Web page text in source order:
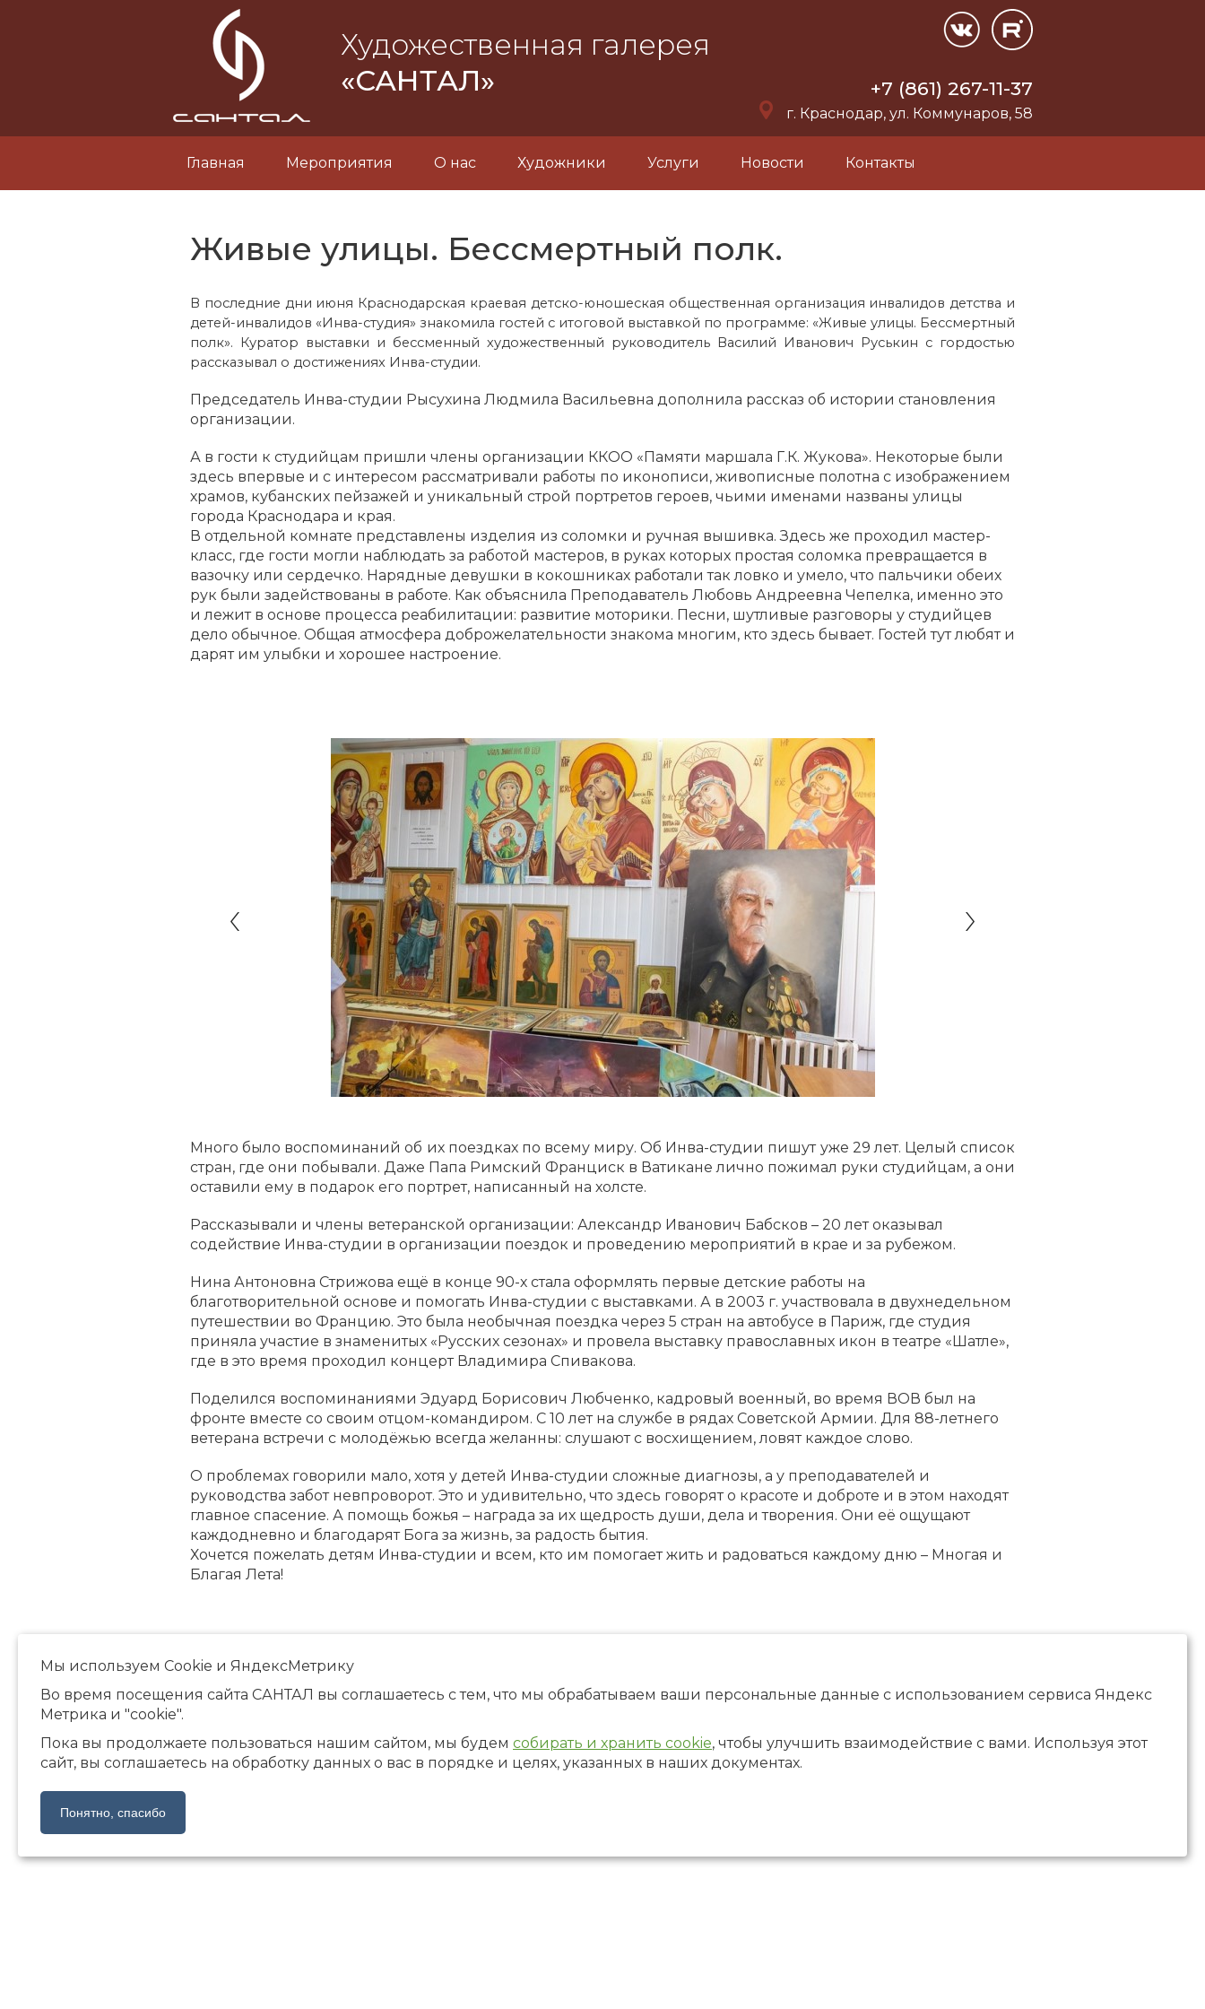
Художественная галерея
«САНТАЛ»
+7 (861) 267-11-37
г. Краснодар, ул. Коммунаров, 58
Главная Мероприятия О нас Художники Услуги Новости Контакты
Живые улицы. Бессмертный полк.
В последние дни июня Краснодарская краевая детско-юношеская общественная организация инвалидов детства и
детей-инвалидов «Инва-студия» знакомила гостей с итоговой выставкой по программе: «Живые улицы. Бессмертный
полк». Куратор выставки и бессменный художественный руководитель Василий Иванович Руськин с гордостью
рассказывал о достижениях Инва-студии.
Председатель Инва-студии Рысухина Людмила Васильевна дополнила рассказ об истории становления
организации.
А в гости к студийцам пришли члены организации ККОО «Памяти маршала Г.К. Жукова». Некоторые были
здесь впервые и с интересом рассматривали работы по иконописи, живописные полотна с изображением
храмов, кубанских пейзажей и уникальный строй портретов героев, чьими именами названы улицы
города Краснодара и края.
В отдельной комнате представлены изделия из соломки и ручная вышивка. Здесь же проходил мастер-
класс, где гости могли наблюдать за работой мастеров, в руках которых простая соломка превращается в
вазочку или сердечко. Нарядные девушки в кокошниках работали так ловко и умело, что пальчики обеих
рук были задействованы в работе. Как объяснила Преподаватель Любовь Андреевна Чепелка, именно это
и лежит в основе процесса реабилитации: развитие моторики. Песни, шутливые разговоры у студийцев
дело обычное. Общая атмосфера доброжелательности знакома многим, кто здесь бывает. Гостей тут любят и
дарят им улыбки и хорошее настроение.
Много было воспоминаний об их поездках по всему миру. Об Инва-студии пишут уже 29 лет. Целый список
стран, где они побывали. Даже Папа Римский Франциск в Ватикане лично пожимал руки студийцам, а они
оставили ему в подарок его портрет, написанный на холсте.
Рассказывали и члены ветеранской организации: Александр Иванович Бабсков – 20 лет оказывал
содействие Инва-студии в организации поездок и проведению мероприятий в крае и за рубежом.
Нина Антоновна Стрижова ещё в конце 90-х стала оформлять первые детские работы на
благотворительной основе и помогать Инва-студии с выставками. А в 2003 г. участвовала в двухнедельном
путешествии во Францию. Это была необычная поездка через 5 стран на автобусе в Париж, где студия
приняла участие в знаменитых «Русских сезонах» и провела выставку православных икон в театре «Шатле»,
где в это время проходил концерт Владимира Спивакова.
Поделился воспоминаниями Эдуард Борисович Любченко, кадровый военный, во время ВОВ был на
фронте вместе со своим отцом-командиром. С 10 лет на службе в рядах Советской Армии. Для 88-летнего
ветерана встречи с молодёжью всегда желанны: слушают с восхищением, ловят каждое слово.
О проблемах говорили мало, хотя у детей Инва-студии сложные диагнозы, а у преподавателей и
руководства забот невпроворот. Это и удивительно, что здесь говорят о красоте и доброте и в этом находят
главное спасение. А помощь божья – награда за их щедрость души, дела и творения. Они её ощущают
каждодневно и благодарят Бога за жизнь, за радость бытия.
Хочется пожелать детям Инва-студии и всем, кто им помогает жить и радоваться каждому дню – Многая и
Благая Лета!
Мы используем Сookie и ЯндексМетрику
Во время посещения сайта САНТАЛ вы соглашаетесь с тем, что мы обрабатываем ваши персональные данные с использованием сервиса Яндекс
Метрика и "cookie".
Пока вы продолжаете пользоваться нашим сайтом, мы будем собирать и хранить cookie, чтобы улучшить взаимодействие с вами. Используя этот
сайт, вы соглашаетесь на обработку данных о вас в порядке и целях, указанных в наших документах.
Понятно, спасибо